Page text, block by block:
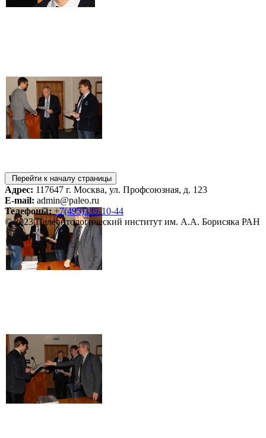
Перейти к началу страницы
Адрес: 117647 г. Москва, ул. Профсоюзная, д. 123
E-mail: admin@paleo.ru
Телефоны: +7(495)339-10-44
© 2023 Палеонтологический институт им. А.А. Борисяка РАН